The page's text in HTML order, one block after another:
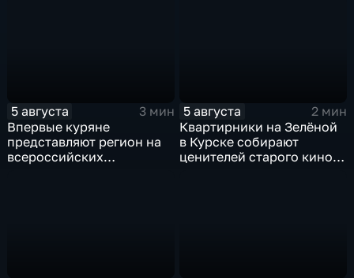
5 августа
3 мин
Впервые куряне
представляют регион на
всероссийских
5 августа
2 мин
Квартирники на Зелёной
в Курске собирают
ценителей старого кино